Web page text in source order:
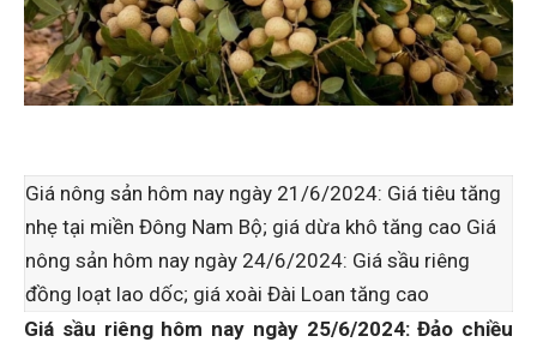
Giá nông sản hôm nay ngày 21/6/2024: Giá tiêu tăng
nhẹ tại miền Đông Nam Bộ; giá dừa khô tăng cao Giá
nông sản hôm nay ngày 24/6/2024: Giá sầu riêng
đồng loạt lao dốc; giá xoài Đài Loan tăng cao
Giá sầu riêng hôm nay ngày 25/6/2024: Đảo chiều